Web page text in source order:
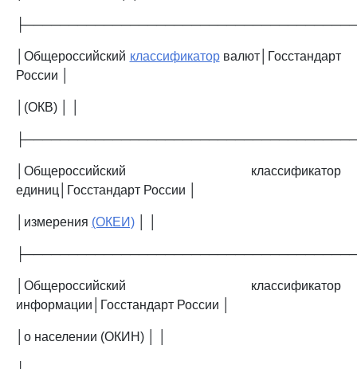
│Общероссийский классификаторвалют│Госстандарт
России │
│(ОКВ) │ │
│Общероссийский классификатор
единиц│Госстандарт России │
│измерения (ОКЕИ)
│Общероссийский классификатор
информации│Госстандарт России │
│о населении (ОКИН) │ │